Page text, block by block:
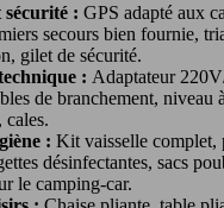
: GPS adapté aux
secours bien fournie,
gilet de sécurité.
: Adaptateur
de branchement, niveau
cales.
: Kit vaisselle complet,
désinfectantes, sacs
le camping-car.